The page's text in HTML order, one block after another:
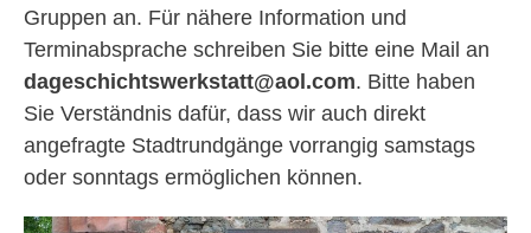
Gruppen an. Für nähere Information und
Terminabsprache schreiben Sie bitte eine Mail an
dageschichtswerkstatt@aol.com. Bitte haben
Sie Verständnis dafür, dass wir auch direkt
angefragte Stadtrundgänge vorrangig samstags
oder sonntags ermöglichen können.